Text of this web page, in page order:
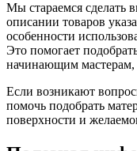
Мы стараемся сделать
описании товаров
особенности
Это помогает
начинающим
Если возникают
помочь подобрать
поверхности и